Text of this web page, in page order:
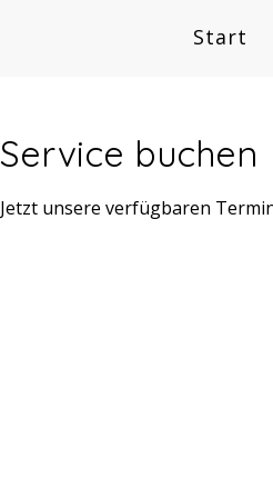
Start
Service buchen
Jetzt unsere verfügbaren